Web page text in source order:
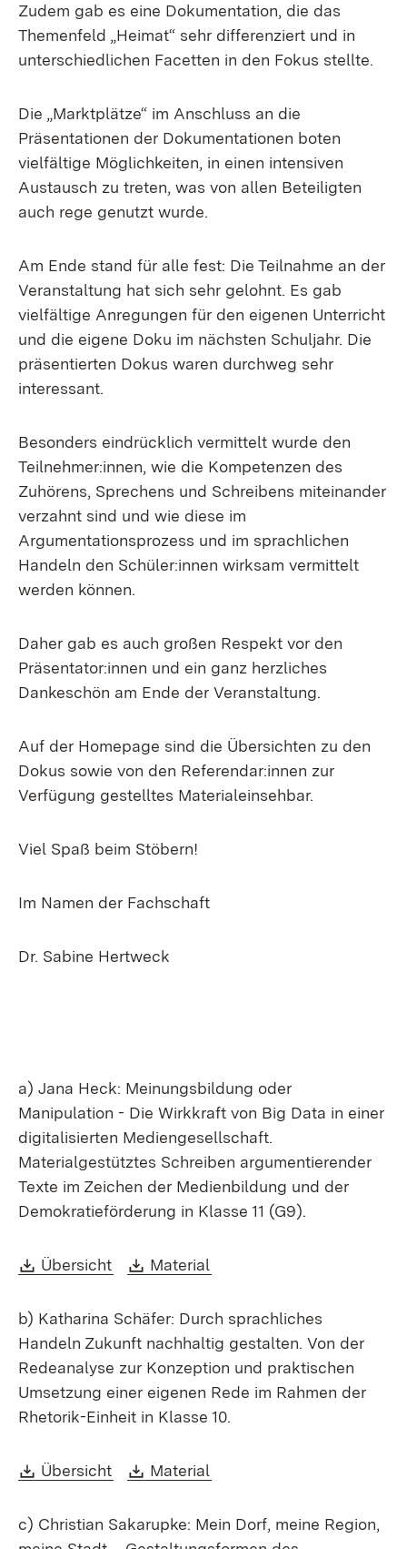
Zudem gab es eine Dokumentation, die das
Themenfeld „Heimat“ sehr differenziert und in
unterschiedlichen Facetten in den Fokus stellte.
Die „Marktplätze“ im Anschluss an die
Präsentationen der Dokumentationen boten
vielfältige Möglichkeiten, in einen intensiven
Austausch zu treten, was von allen Beteiligten
auch rege genutzt wurde.
Am Ende stand für alle fest: Die Teilnahme an der
Veranstaltung hat sich sehr gelohnt. Es gab
vielfältige Anregungen für den eigenen Unterricht
und die eigene Doku im nächsten Schuljahr. Die
präsentierten Dokus waren durchweg sehr
interessant.
Besonders eindrücklich vermittelt wurde den
Teilnehmer:innen, wie die Kompetenzen des
Zuhörens, Sprechens und Schreibens miteinander
verzahnt sind und wie diese im
Argumentationsprozess und im sprachlichen
Handeln den Schüler:innen wirksam vermittelt
werden können.
Daher gab es auch großen Respekt vor den
Präsentator:innen und ein ganz herzliches
Dankeschön am Ende der Veranstaltung.
Auf der Homepage sind die Übersichten zu den
Dokus sowie von den Referendar:innen zur
Verfügung gestelltes Materialeinsehbar.
Viel Spaß beim Stöbern!
Im Namen der Fachschaft
Dr. Sabine Hertweck
a) Jana Heck: Meinungsbildung oder
Manipulation - Die Wirkkraft von Big Data in einer
digitalisierten Mediengesellschaft.
Materialgestütztes Schreiben argumentierender
Texte im Zeichen der Medienbildung und der
Demokratieförderung in Klasse 11 (G9).
Download:
Übersicht (Öffnet in neuem Fenster)
Download:
Material
b) Katharina Schäfer: Durch sprachliches
Handeln Zukunft nachhaltig gestalten. Von der
Redeanalyse zur Konzeption und praktischen
Umsetzung einer eigenen Rede im Rahmen der
Rhetorik-Einheit in Klasse 10.
Download:
Übersicht (Öffnet in neuem Fenster)
Download:
Material
c) Christian Sakarupke: Mein Dorf, meine Region,